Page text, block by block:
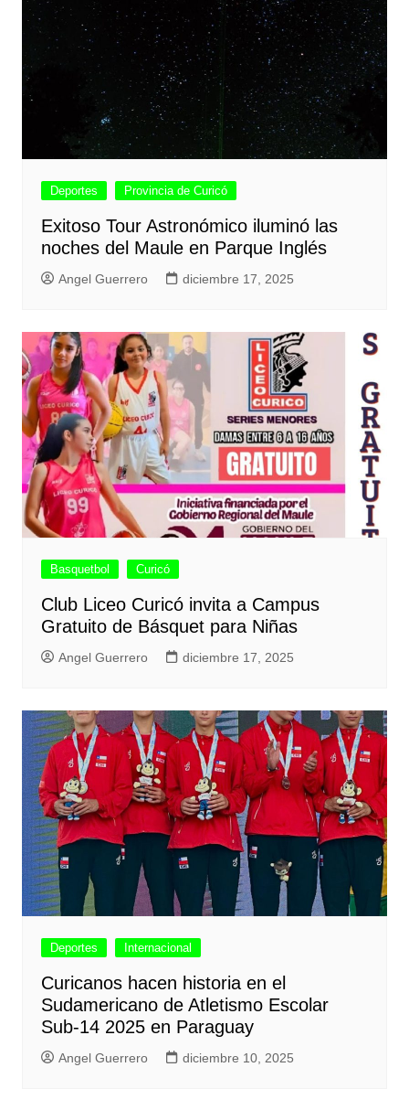
Deportes Provincia de Curicó
Exitoso Tour Astronómico iluminó las
noches del Maule en Parque Inglés
Angel Guerrero diciembre 17, 2025
Basquetbol Curicó
Club Liceo Curicó invita a Campus
Gratuito de Básquet para Niñas
Angel Guerrero diciembre 17, 2025
Deportes Internacional
Curicanos hacen historia en el
Sudamericano de Atletismo Escolar
Sub-14 2025 en Paraguay
Angel Guerrero diciembre 10, 2025